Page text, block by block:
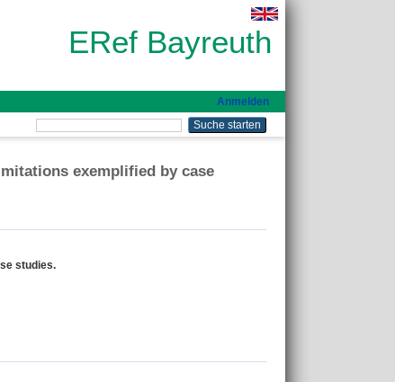
ERef Bayreuth
Anmelden
exemplified by case
studies.